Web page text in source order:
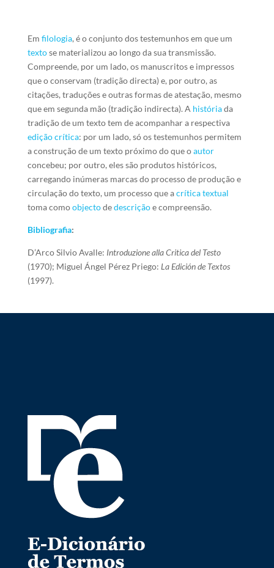
Em filologia, é o conjunto dos testemunhos em que um
textose materializou ao longo da sua transmissão.
Compreende, por um lado, os manuscritos e impressos
que o conservam (tradição directa) e, por outro, as
citações, traduções e outras formas de atestação, mesmo
que em segunda mão (tradição indirecta). A históriada
tradição de um texto tem de acompanhar a respectiva
edição crítica: por um lado, só os testemunhos permitem
a construção de um texto próximo do que oautor
concebeu; por outro, eles são produtos históricos,
carregando inúmeras marcas do processo de produção e
circulação do texto, um processo que acrítica textual
toma comoobjectodedescriçãoe compreensão.
Bibliografia:
D’Arco Silvio Avalle: Introduzione alla Critica del Testo
(1970); Miguel Ángel Pérez Priego: La Edición de Textos
(1997).